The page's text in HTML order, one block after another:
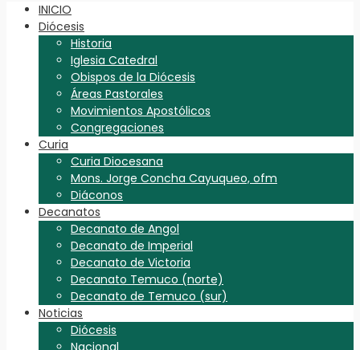
INICIO
Diócesis
Historia
Iglesia Catedral
Obispos de la Diócesis
Áreas Pastorales
Movimientos Apostólicos
Congregaciones
Curia
Curia Diocesana
Mons. Jorge Concha Cayuqueo, ofm
Diáconos
Decanatos
Decanato de Angol
Decanato de Imperial
Decanato de Victoria
Decanato Temuco (norte)
Decanato de Temuco (sur)
Noticias
Diócesis
Nacional